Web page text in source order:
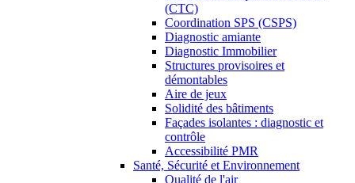
(CTC)
Coordination SPS (CSPS)
Diagnostic amiante
Diagnostic Immobilier
Structures provisoires et
démontables
Aire de jeux
Solidité des bâtiments
Façades isolantes : diagnostic et
contrôle
Accessibilité PMR
Santé, Sécurité et Environnement
Qualité de l'air